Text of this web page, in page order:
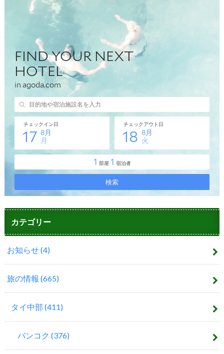
カテゴリー
お知らせ(4)
旅の情報 (665)
タイ中部 (411)
バンコク (376)